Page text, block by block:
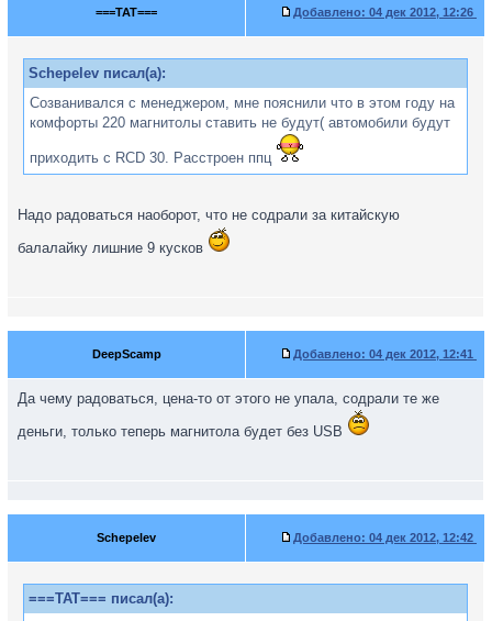
===TAT=== Добавлено: 04 дек 2012, 12:26
Schepelev писал(а):
Созванивался с менеджером, мне пояснили что в этом году на
комфорты 220 магнитолы ставить не будут( автомобили будут
приходить с RCD 30. Расстроен ппц
Надо радоваться наоборот, что не содрали за китайскую
балалайку лишние 9 кусков
DeepScamp Добавлено: 04 дек 2012, 12:41
Да чему радоваться, цена-то от этого не упала, содрали те же
деньги, только теперь магнитола будет без USB
Schepelev Добавлено: 04 дек 2012, 12:42
===TAT=== писал(а):